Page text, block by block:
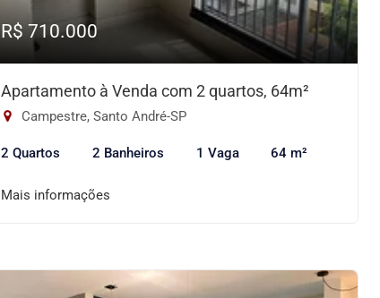
R$ 710.000
Apartamento à Venda com 2 quartos, 64m²
Campestre, Santo André-SP
2 Quartos 2 Banheiros 1 Vaga 64 m²
Mais informações